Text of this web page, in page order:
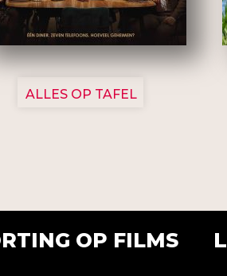
3154
ALLES OP TAFEL
OP FILMS